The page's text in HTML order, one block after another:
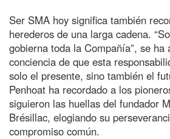
Ser SMA hoy significa también
herederos de una larga cadena.
gobierna toda la Compañía”, se ha
conciencia de que esta
solo el presente, sino también el
Penhoat ha recordado a los
siguieron las huellas del fundador
Brésillac, elogiando su
compromiso común.